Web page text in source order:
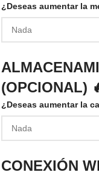
¿Deseas aumentar la
(OPCIONAL)
¿Deseas aumentar la
CONEXIÓN